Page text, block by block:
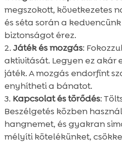
megszokott, következetes
és séta során a
biztonságot érez.
Játék és mozgás:
aktivitását. Legyen ez akár
játék. A mozgás endorfint
enyhítheti a bánatot.
Kapcsolat és törődés:
Beszélgetés közben
hangnemet, és gyakran
mélyíti kötelékünket,